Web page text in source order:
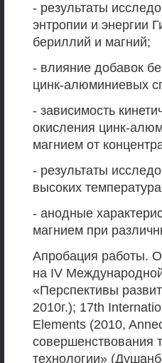
- результаты
энтропии и энергии
бериллий и магний;
- влияние добавок
цинк-алюминиевых
- зависимость
окисления цинк-
магнием от
- результаты
высоких
- анодные
магнием при
Апробация работы.
на IV
«Перспективы
2010г.); 17th
Elements (2010,
совершенствования
технологии»